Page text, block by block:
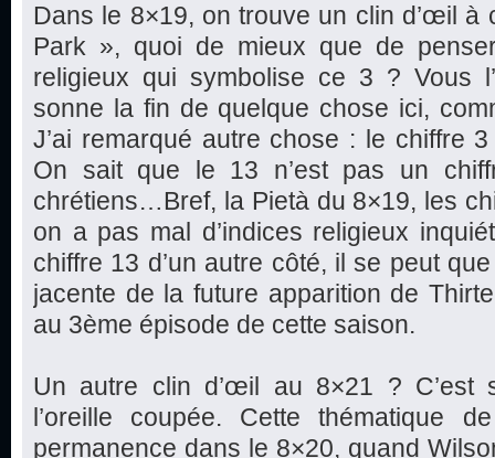
Dans le 8×19, on trouve un clin d’œil à
Park », quoi de mieux que de
religieux qui symbolise ce 3 ? Vous
sonne la fin de quelque chose ici,
J’ai remarqué autre chose : le chiffre
On sait que le 13 n’est pas un
chrétiens…Bref, la Pietà du 8×19, les
on a pas mal d’indices religieux
chiffre 13 d’un autre côté, il se peut
jacente de la future apparition de
au 3ème épisode de cette saison.
Un autre clin d’œil au 8×21 ? C’est
l’oreille coupée. Cette thématique
permanence dans le 8×20, quand